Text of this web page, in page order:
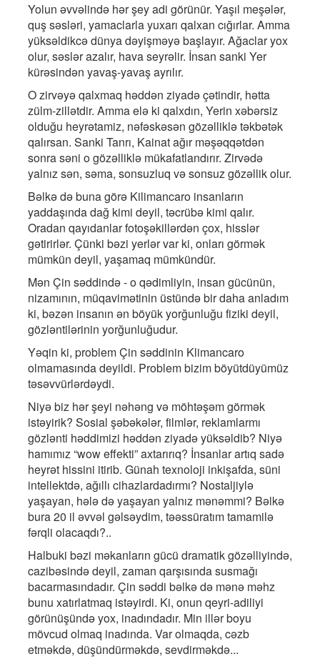
Yolun əvvəlində hər şey adi görünür. Yaşıl meşələr,
quş səsləri, yamaclarla yuxarı qalxan cığırlar. Amma
yüksəldikcə dünya dəyişməyə başlayır. Ağaclar yox
olur, səslər azalır, hava seyrəlir. İnsan sanki Yer
kürəsindən yavaş-yavaş ayrılır.
O zirvəyə qalxmaq həddən ziyadə çətindir, hətta
zülm-zillətdir. Amma elə ki qalxdın, Yerin xəbərsiz
olduğu heyrətamiz, nəfəskəsən gözəlliklə təkbətək
qalırsan. Sanki Tanrı, Kainat ağır məşəqqətdən
sonra səni o gözəlliklə mükafatlandırır. Zirvədə
yalnız sən, səma, sonsuzluq və sonsuz gözəllik olur.
Bəlkə də buna görə Kilimancaro insanların
yaddaşında dağ kimi deyil, təcrübə kimi qalır.
Oradan qayıdanlar fotoşəkillərdən çox, hisslər
gətirirlər. Çünki bəzi yerlər var ki, onları görmək
mümkün deyil, yaşamaq mümkündür.
Mən Çin səddində - o qədimliyin, insan gücünün,
nizamının, müqavimətinin üstündə bir daha anladım
ki, bəzən insanın ən böyük yorğunluğu fiziki deyil,
gözləntilərinin yorğunluğudur.
Yəqin ki, problem Çin səddinin Klimancaro
olmamasında deyildi. Problem bizim böyütdüyümüz
təsəvvürlərdəydi.
Niyə biz hər şeyi nəhəng və möhtəşəm görmək
istəyirik? Sosial şəbəkələr, filmlər, reklamlarmı
gözlənti həddimizi həddən ziyadə yüksəldib? Niyə
hamımız “wow effekti” axtarırıq? İnsanlar artıq sadə
heyrət hissini itirib. Günah texnoloji inkişafda, süni
intellektdə, ağıllı cihazlardadırmı? Nostaljiylə
yaşayan, hələ də yaşayan yalnız mənəmmi? Bəlkə
bura 20 il əvvəl gəlsəydim, təəssüratım tamamilə
fərqli olacaqdı?..
Halbuki bəzi məkanların gücü dramatik gözəlliyində,
cazibəsində deyil, zaman qarşısında susmağı
bacarmasındadır. Çin səddi bəlkə də mənə məhz
bunu xatırlatmaq istəyirdi. Ki, onun qeyri-adiliyi
görünüşündə yox, inadındadır. Min illər boyu
mövcud olmaq inadında. Var olmaqda, cəzb
etməkdə, düşündürməkdə, sevdirməkdə...